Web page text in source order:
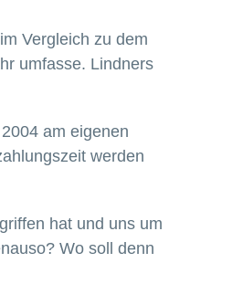
Vergleich zu dem
umfasse. Lindners
am eigenen
werden
hat und uns um
Wo soll denn